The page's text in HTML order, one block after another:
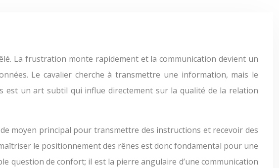
Le cavalier cherche à transmettre une information, mais le
est un art subtil qui influe directement sur la qualité de la relation
moyen principal pour transmettre des instructions et recevoir des
le positionnement des rênes est donc fondamental pour une
question de confort; il est la pierre angulaire d’une communication